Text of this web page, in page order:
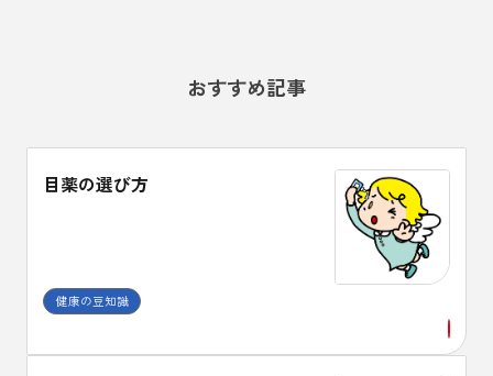
おすすめ記事
目薬の選び方
健康の豆知識